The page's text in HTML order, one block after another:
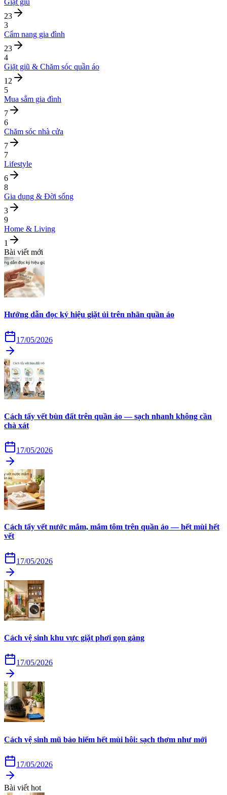
Giặt giũ
23
3
Cẩm nang gia đình
23
4
Giặt giũ & Chăm sóc quần áo
12
5
Mua sắm gia đình
7
6
Chăm sóc nhà cửa
7
7
Lifestyle
6
8
Gia dụng & Đời sống
3
9
Home & Living
1
Bài viết mới
Hướng dẫn đọc ký hiệu giặt ủi trên nhãn quần áo
17/05/2026
Cách tẩy vết bùn đất trên quần áo — sạch nhanh không cần
chà xát
17/05/2026
Cách tẩy vết nước mắm, mắm tôm trên quần áo — hết mùi hết
vết
17/05/2026
Cách vệ sinh khu vực giặt phơi gọn gàng
17/05/2026
Cách vệ sinh mũ bảo hiểm hết mùi hôi: sạch thơm như mới
17/05/2026
Bài viết hot